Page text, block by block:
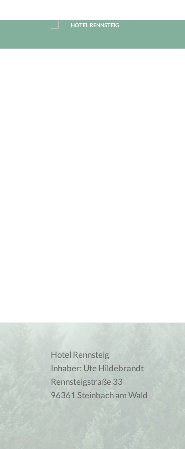
Hotel Rennsteig
Inhaber: Ute Hildebrandt
Rennsteigstraße 33
96361 Steinbach am Wald